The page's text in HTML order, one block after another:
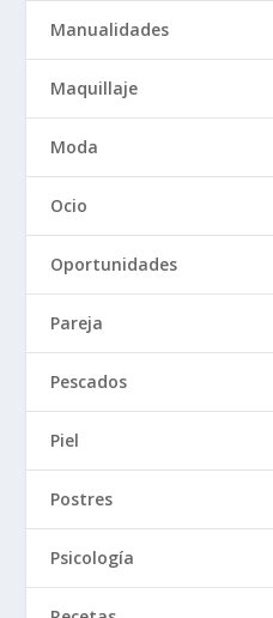
Manualidades
Maquillaje
Moda
Ocio
Oportunidades
Pareja
Pescados
Piel
Postres
Psicología